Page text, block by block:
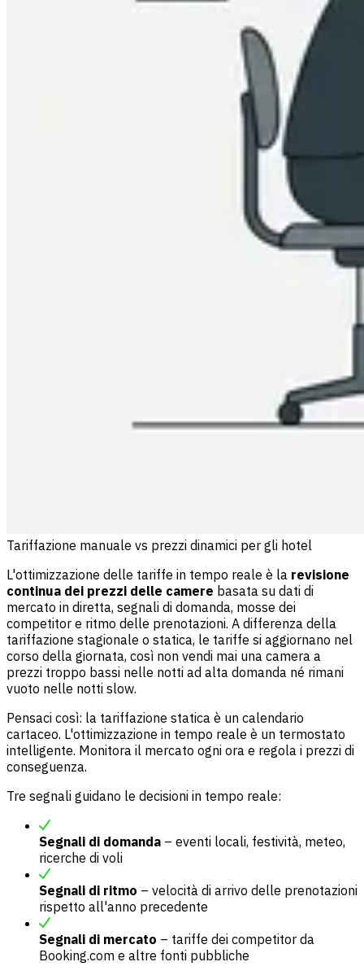
Tariffazione manuale vs prezzi dinamici per gli hotel
L'ottimizzazione delle tariffe in tempo reale è la revisione
continua dei prezzi delle camere basata su dati di
mercato in diretta, segnali di domanda, mosse dei
competitor e ritmo delle prenotazioni. A differenza della
tariffazione stagionale o statica, le tariffe si aggiornano nel
corso della giornata, così non vendi mai una camera a
prezzi troppo bassi nelle notti ad alta domanda né rimani
vuoto nelle notti slow.
Pensaci così: la tariffazione statica è un calendario
cartaceo. L'ottimizzazione in tempo reale è un termostato
intelligente. Monitora il mercato ogni ora e regola i prezzi di
conseguenza.
Tre segnali guidano le decisioni in tempo reale:
Segnali di domanda – eventi locali, festività, meteo,
ricerche di voli
Segnali di ritmo – velocità di arrivo delle prenotazioni
rispetto all'anno precedente
Segnali di mercato – tariffe dei competitor da
Booking.com e altre fonti pubbliche